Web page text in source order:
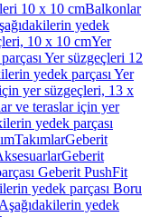
10 x 10 cmBalkonlar
yedek
10 x 10 cmYer
Yer süzgeçleri 12
yedek parçası Yer
yer süzgeçleri, 13 x
ve teraslar için yer
yedek parçası
TakımlarGeberit
Geberit
Geberit PushFit
yedek parçası Boru
yedek